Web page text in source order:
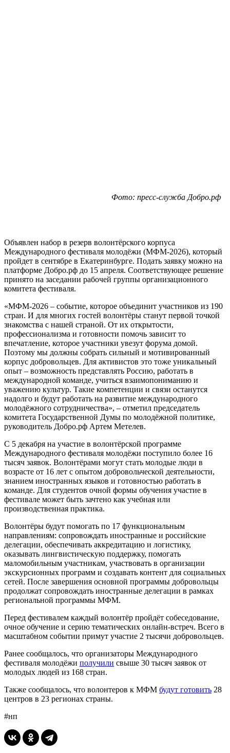
Фото: пресс-служба Добро.рф
Объявлен набор в резерв волонтёрского корпуса
Международного фестиваля молодёжи (МФМ-2026), который
пройдет в сентябре в Екатеринбурге. Подать заявку можно на
платформе Добро.рф до 15 апреля. Соответствующее решение
принято на заседании рабочей группы организационного
комитета фестиваля.
«МФМ-2026 – событие, которое объединит участников из 190
стран. И для многих гостей волонтёры станут первой точкой
знакомства с нашей страной. От их открытости,
профессионализма и готовности помочь зависит то
впечатление, которое участники увезут форума домой.
Поэтому мы должны собрать сильный и мотивированный
корпус добровольцев. Для активистов это тоже уникальный
опыт – возможность представлять Россию, работать в
международной команде, учиться взаимопониманию и
уважению культур. Такие компетенции и связи останутся
надолго и будут работать на развитие международного
молодёжного сотрудничества», – отметил председатель
комитета Государственной Думы по молодёжной политике,
руководитель Добро.рф Артем Метелев.
С 5 декабря на участие в волонтёрской программе
Международного фестиваля молодёжи поступило более 16
тысяч заявок. Волонтёрами могут стать молодые люди в
возрасте от 16 лет с опытом добровольческой деятельности,
знанием иностранных языков и готовностью работать в
команде. Для студентов очной формы обучения участие в
фестивале может быть зачтено как учебная или
производственная практика.
Волонтёры будут помогать по 17 функциональным
направлениям: сопровождать иностранные и российские
делегации, обеспечивать аккредитацию и логистику,
оказывать лингвистическую поддержку, помогать
маломобильным участникам, участвовать в организации
экскурсионных программ и создавать контент для социальных
сетей. После завершения основной программы добровольцы
продолжат сопровождать иностранные делегации в рамках
региональной программы МФМ.
Перед фестивалем каждый волонтёр пройдёт собеседование,
очное обучение и серию тематических онлайн-встреч. Всего в
масштабном событии примут участие 2 тысячи добровольцев.
Ранее сообщалось, что организаторы Международного
фестиваля молодёжи получили свыше 30 тысяч заявок от
молодых людей из 168 стран.
Также сообщалось, что волонтеров к МФМ будут готовить 28
центров в 23 регионах страны.
#нп